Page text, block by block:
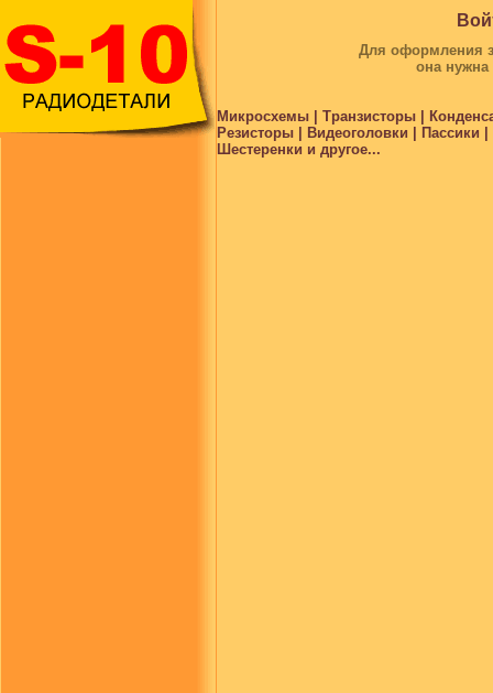
Для оформления
она
Микросхемы | Транзисторы |
Резисторы | Видеоголовки |
Шестеренки и другое...